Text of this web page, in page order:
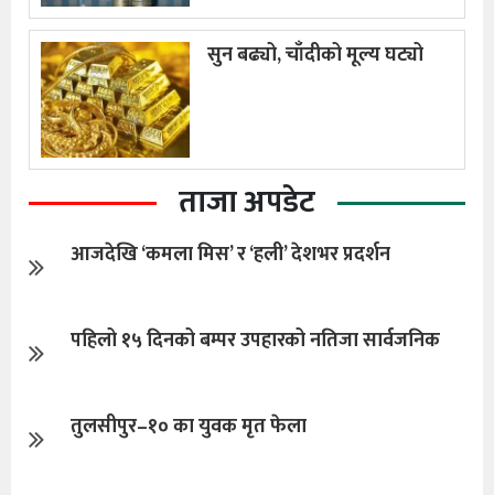
सुन बढ्यो, चाँदीको मूल्य घट्यो
ताजा अपडेट
आजदेखि ‘कमला मिस’ र ‘हली’ देशभर प्रदर्शन
पहिलो १५ दिनको बम्पर उपहारको नतिजा सार्वजनिक
तुलसीपुर–१० का युवक मृत फेला